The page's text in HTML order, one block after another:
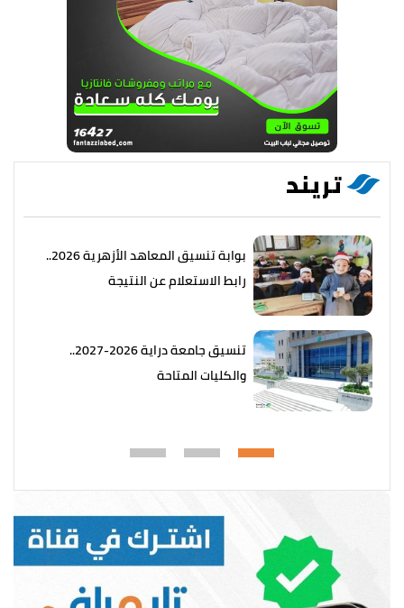
تريند
بوابة تنسيق المعاهد الأزهرية 2026..
رابط الاستعلام عن النتيجة
تنسيق جامعة دراية 2026-2027..
والكليات المتاحة